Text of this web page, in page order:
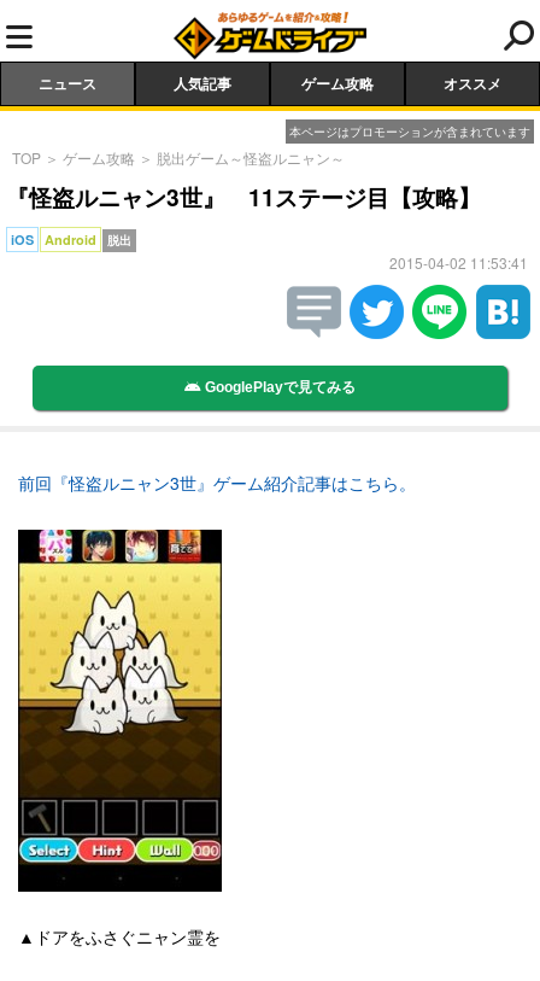
ニュース 人気記事 ゲーム攻略 オススメ
本ページはプロモーションが含まれています
TOP ＞ ゲーム攻略 ＞ 脱出ゲーム～怪盗ルニャン～
『怪盗ルニャン3世』 11ステージ目【攻略】
iOS Android 脱出
2015-04-02 11:53:41
GooglePlayで見てみる
前回『怪盗ルニャン3世』ゲーム紹介記事はこちら。
▲ドアをふさぐニャン霊を